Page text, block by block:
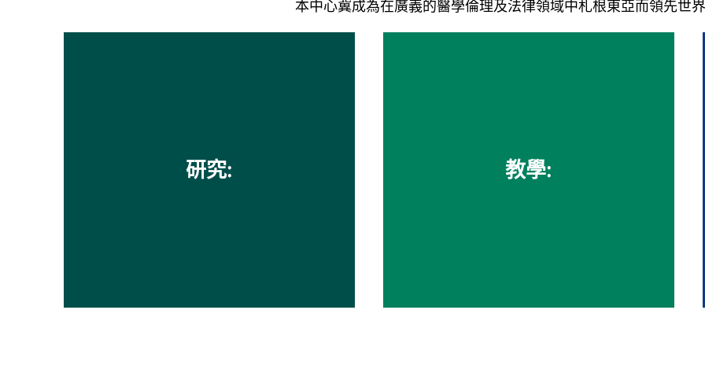
本中心冀成為在廣義的醫學倫理及法律領域中札根東亞而領先世
研究: 教學: